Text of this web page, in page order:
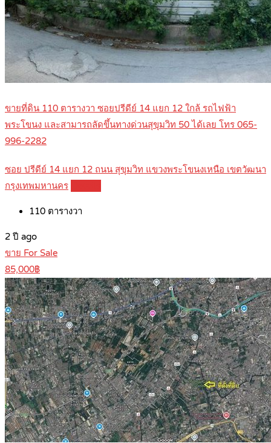
ขายที่ดิน 110 ตารางวา ซอยปรีดีย์ 14 แยก 12 ใกล้ รถไฟฟ้า
พระโขนง และสามารถลัดขึ้นทางด่วนสุขุมวิท 50 ได้เลย โทร 065-
996-2282
ซอย ปรีดีย์ 14 แยก 12 ถนน สุขุมวิท แขวงพระโขนงเหนือ เขตวัฒนา
กรุงเทพมหานคร
110 ตารางวา
2 ปี ago
ขาย For Sale
85,000฿